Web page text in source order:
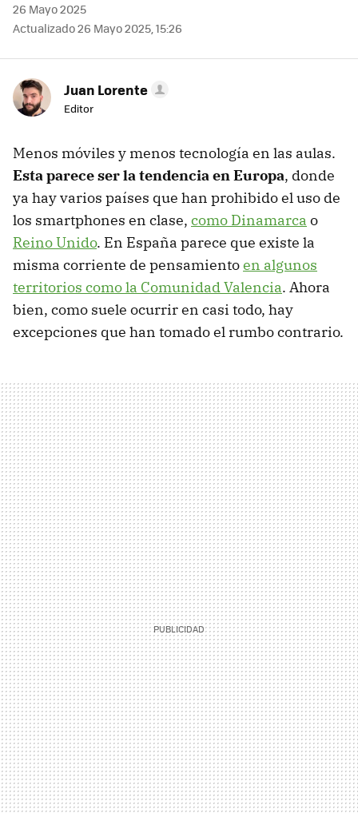
26 Mayo 2025
Actualizado 26 Mayo 2025, 15:26
Juan Lorente
Editor
Menos móviles y menos tecnología en las aulas.
Esta parece ser la tendencia en Europa, donde
ya hay varios países que han prohibido el uso de
los smartphones en clase, como Dinamarca o
Reino Unido. En España parece que existe la
misma corriente de pensamientoen algunos
territorios como la Comunidad Valencia. Ahora
bien, como suele ocurrir en casi todo, hay
excepciones que han tomado el rumbo contrario.